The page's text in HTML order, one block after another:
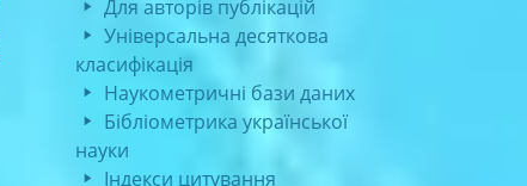
Для авторів публікацій
Універсальна десяткова
класифікація
Наукометричні бази даних
Бібліометрика української
науки
Індекси цитування